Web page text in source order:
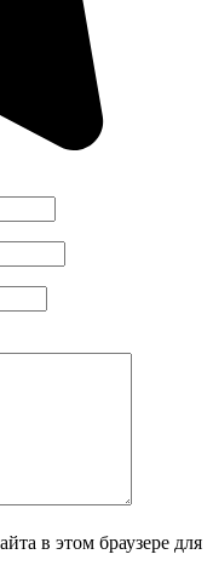
в этом браузере для